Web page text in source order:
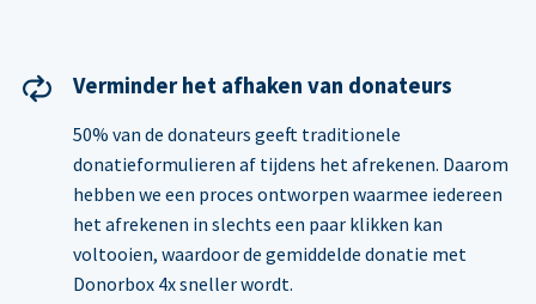
Verminder het afhaken van donateurs
50% van de donateurs geeft traditionele
donatieformulieren af tijdens het afrekenen. Daarom
hebben we een proces ontworpen waarmee iedereen
het afrekenen in slechts een paar klikken kan
voltooien, waardoor de gemiddelde donatie met
Donorbox 4x sneller wordt.